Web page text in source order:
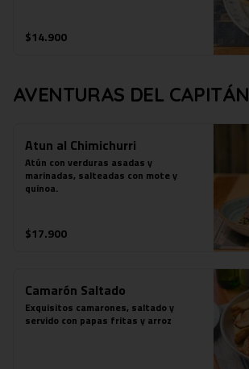
$14.900
AVENTURAS DEL CAPITÁN
Atun al Chimichurri
Atún con verduras asadas y
marinadas, salteadas con mote y
quinoa.
$17.900
Camarón Saltado
Exquisitos camarones, saltado y
servido con papas fritas y arroz